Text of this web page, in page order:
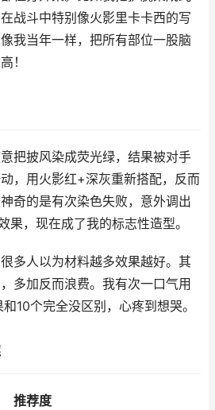
战斗中特别像火影里卡卡西的写
我当年一样，把所有部位一股脑
！
把披风染成荧光绿，结果被对手
，用火影红+深灰重新搭配，反而
奇的是有次染色失败，意外调出
果，现在成了我的标志性造型。
多人以为材料越多效果越好。其
多加反而浪费。我有次一口气用
10个完全没区别，心疼到想哭。
推荐度